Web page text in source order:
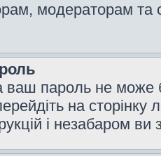
модераторам
ваш пароль не може
на сторінку
і незабаром